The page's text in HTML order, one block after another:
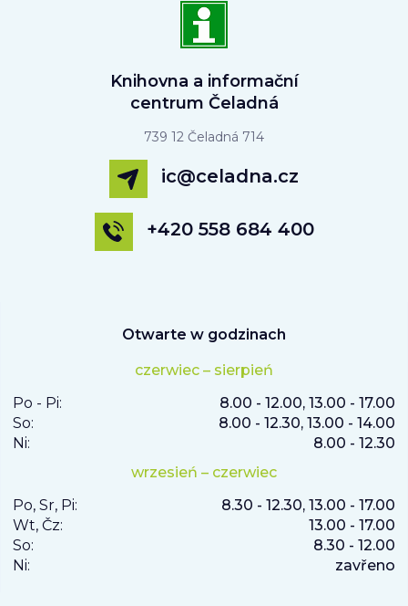
Knihovna a informační
centrum Čeladná
739 12 Čeladná 714
ic@celadna.cz
+420 558 684 400
Otwarte w godzinach
czerwiec – sierpień
Po - Pi:
8.00 - 12.00, 13.00 - 17.00
So:
8.00 - 12.30, 13.00 - 14.00
Ni:
8.00 - 12.30
wrzesień – czerwiec
Po, Sr, Pi:
8.30 - 12.30, 13.00 - 17.00
Wt, Čz:
13.00 - 17.00
So:
8.30 - 12.00
Ni:
zavřeno